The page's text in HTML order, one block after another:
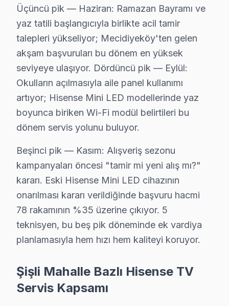
Şişli söz konusu model Fiyat Aralıkları (2025):
• LED/Backlight: 250 – 700 TL
• Güç Kartı: 350 – 950 TL
• Anakart: 600 – 1.800 TL
• Panel: 2.200 – 7.000 TL
Şişli'de teşhis ücretsiz; onay olmadan iş başlamaz.
Şişli Hisense saha ölçüm notu: 365 gün içinde Şişli'de
Şişli Hisense TV Arızaları – Televizyonunuz
Şişli'de Hisense TV arızası yaşanınca ilk düşünce
Ekran tamamen karardıysa ya da görüntü titriyorsa,
Şişli bölgesinde Hisense akıllı TV tamiri için teklif
Şişli Hisense TV Teknik Destek Kapsamımız
ULED/Mini LED Panel ve Ekran Onarımı: Renk
Kart Düzeyinde Tamir: Ana kart, güç kartı ve T-Con
Üçüncü pik — Haziran: Ramazan Bayramı ve
yaz tatili başlangıcıyla birlikte acil tamir
talepleri yükseliyor; Mecidiyeköy'ten gelen
akşam başvuruları bu dönem en yüksek
seviyeye ulaşıyor. Dördüncü pik — Eylül:
Okulların açılmasıyla aile panel kullanımı
artıyor; Hisense Mini LED modellerinde yaz
boyunca biriken Wi-Fi modül belirtileri bu
dönem servis yolunu buluyor.
Beşinci pik — Kasım: Alışveriş sezonu
kampanyaları öncesi "tamir mi yeni alış mı?"
kararı. Eski Hisense Mini LED cihazının
onarılması kararı verildiğinde başvuru hacmi
78 rakamının %35 üzerine çıkıyor. 5
teknisyen, bu beş pik döneminde ek vardiya
planlamasıyla hem hızı hem kaliteyi koruyor.
Şişli Mahalle Bazlı Hisense TV
Servis Kapsamı